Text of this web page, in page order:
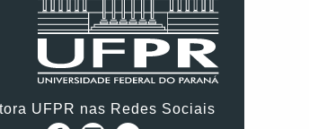
UFPR nas Redes Sociais